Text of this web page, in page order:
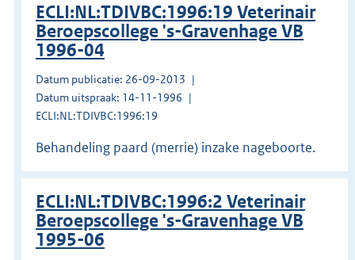
ECLI:NL:TDIVBC:1996:19 Veterinair
Beroepscollege 's-Gravenhage VB
1996-04
Datum publicatie: 26-09-2013
Datum uitspraak: 14-11-1996
ECLI:NL:TDIVBC:1996:19
Behandeling paard (merrie) inzake nageboorte.
ECLI:NL:TDIVBC:1996:2 Veterinair
Beroepscollege 's-Gravenhage VB
1995-06